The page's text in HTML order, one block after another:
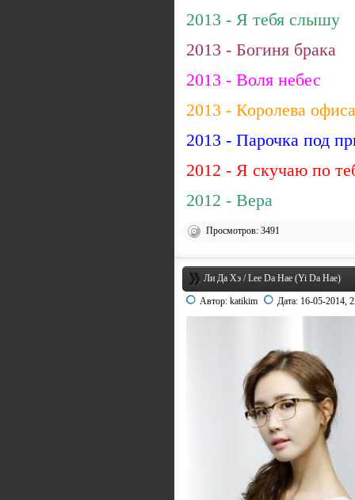
2013 - Я тебя слышу
2013 - Богиня брака
2013 - Воля небес
2013 - Королева офиса
2013 - Парочка под
2012 - Я скучаю по
2012 - Вера
Просмотров: 3491
Ли Да Хэ / Lee Da Hae (Yi Da Hae)
Автор: katikim Дата: 16-05-2014,